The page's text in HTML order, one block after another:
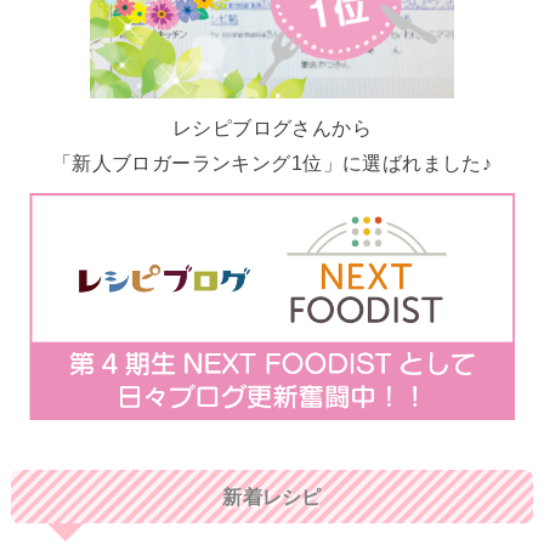
レシピブログさんから
「新人ブロガーランキング1位」に選ばれました♪
新着レシピ